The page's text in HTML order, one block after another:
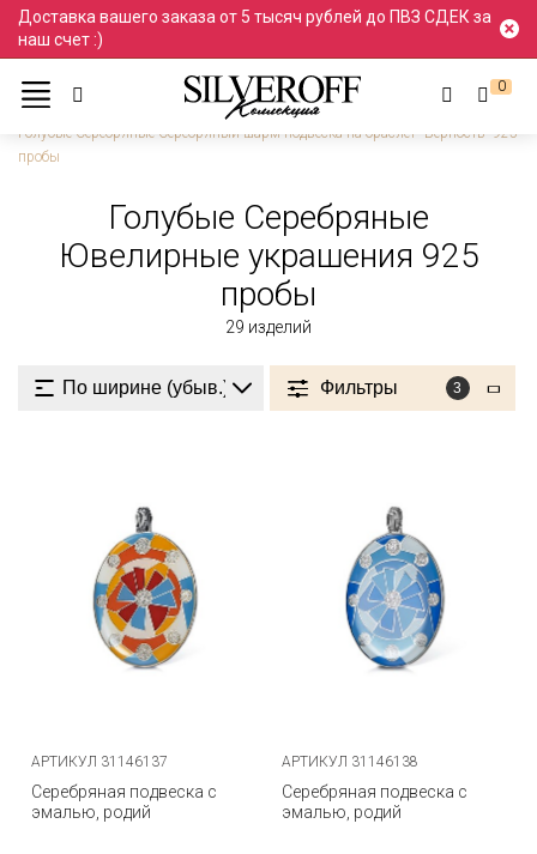
Доставка вашего заказа от 5 тысяч рублей до ПВЗ СДЕК за
наш счет :)
0
Ювелирные украшения
Серебро
Голубые
Голубые Серебряные Серебряный шарм подвеска на браслет "Верность" 925
пробы
Голубые Серебряные
Ювелирные украшения 925
пробы
29 изделий
Фильтры 3
АРТИКУЛ 31146137
Серебряная подвеска с
эмалью, родий
АРТИКУЛ 31146138
Серебряная подвеска с
эмалью, родий